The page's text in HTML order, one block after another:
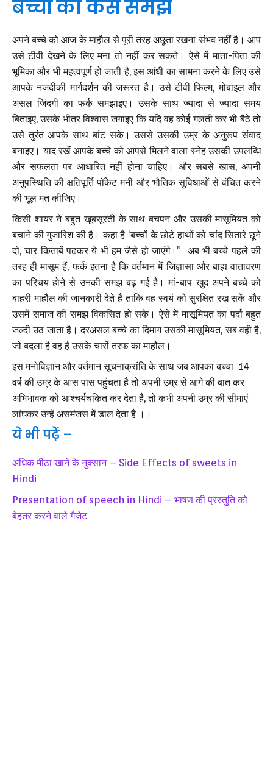
बच्चों को कैसे समझें
अपने बच्चे को आज के माहौल से पूरी तरह अछूता रखना संभव नहीं है। आप
उसे टीवी देखने के लिए मना तो नहीं कर सकते। ऐसे में माता-पिता की
भूमिका और भी महत्वपूर्ण हो जाती है, इस आंधी का सामना करने के लिए उसे
आपके नजदीकी मार्गदर्शन की जरूरत है। उसे टीवी फिल्म, मोबाइल और
असल जिंदगी का फर्क समझाइए। उसके साथ ज्यादा से ज्यादा समय
बिताइए, उसके भीतर विश्वास जगाइए कि यदि वह कोई गलती कर भी बैठे तो
उसे तुरंत आपके साथ बांट सके। उससे उसकी उम्र के अनुरूप संवाद
बनाइए। याद रखें आपके बच्चे को आपसे मिलने वाला स्नेह उसकी उपलब्धि
और सफलता पर आधारित नहीं होना चाहिए। और सबसे खास, अपनी
अनुपस्थिति की क्षतिपूर्ति पॉकेट मनी और भौतिक सुविधाओं से वंचित करने
की भूल मत कीजिए।
किसी शायर ने बहुत खूबसूरती के साथ बचपन और उसकी मासूमियत को
बचाने की गुजारिश की है। कहा है ‘बच्चों के छोटे हाथों को चांद सितारे छूने
दो, चार किताबें पढ़कर ये भी हम जैसे हो जाएंगे।” अब भी बच्चे पहले की
तरह ही मासूम हैं, फर्क इतना है कि वर्तमान में जिज्ञासा और बाह्य वातावरण
का परिचय होने से उनकी समझ बढ़ गई है। मां-बाप खुद अपने बच्चे को
बाहरी माहौल की जानकारी देते हैं ताकि वह स्वयं को सुरक्षित रख सकें और
उसमें समाज की समझ विकसित हो सके। ऐसे में मासूमियत का पर्दा बहुत
जल्दी उठ जाता है। दरअसल बच्चे का दिमाग उसकी मासूमियत, सब वही है,
जो बदला है वह है उसके चारों तरफ का माहौल।
इस मनोविज्ञान और वर्तमान सूचनाक्रांति के साथ जब आपका बच्चा 14
वर्ष की उम्र के आस पास पहुंचता है तो अपनी उम्र से आगे की बात कर
अभिभावक को आश्चर्यचकित कर देता है, तो कभी अपनी उम्र की सीमाएं
लांघकर उन्हें असमंजस में डाल देता है ।।
ये भी पढ़ें –
अधिक मीठा खाने के नुक्सान – Side Effects of sweets in
Hindi
Presentation of speech in Hindi – भाषण की प्रस्तुति को
बेहतर करने वाले गैजेट